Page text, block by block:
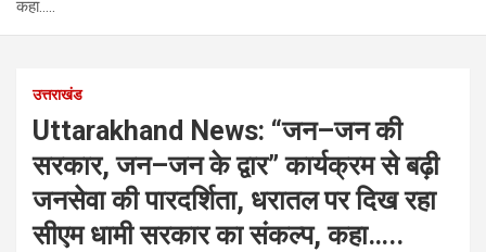
कहा…..
उत्तराखंड
Uttarakhand News: “जन–जन की
सरकार, जन–जन के द्वार” कार्यक्रम से बढ़ी
जनसेवा की पारदर्शिता, धरातल पर दिख रहा
सीएम धामी सरकार का संकल्प, कहा…..